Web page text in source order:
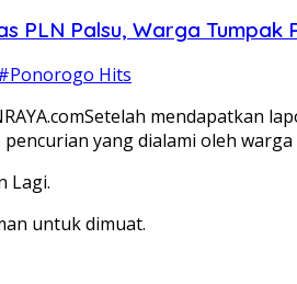
PLN Palsu, Warga Tumpak
Hits
mendapatkan
yang dialami oleh warga
Lagi.
untuk dimuat.